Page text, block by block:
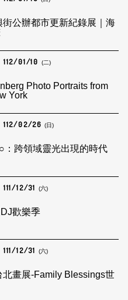
街公辦都市更新紀錄展｜海
112/01/10 (二)
Photo Portraits from
York
112/02/26 (日)
：跨領域靈光出現的時代
111/12/31 (六)
DJ歡樂季
111/12/31 (六)
北畫展-Family Blessings世